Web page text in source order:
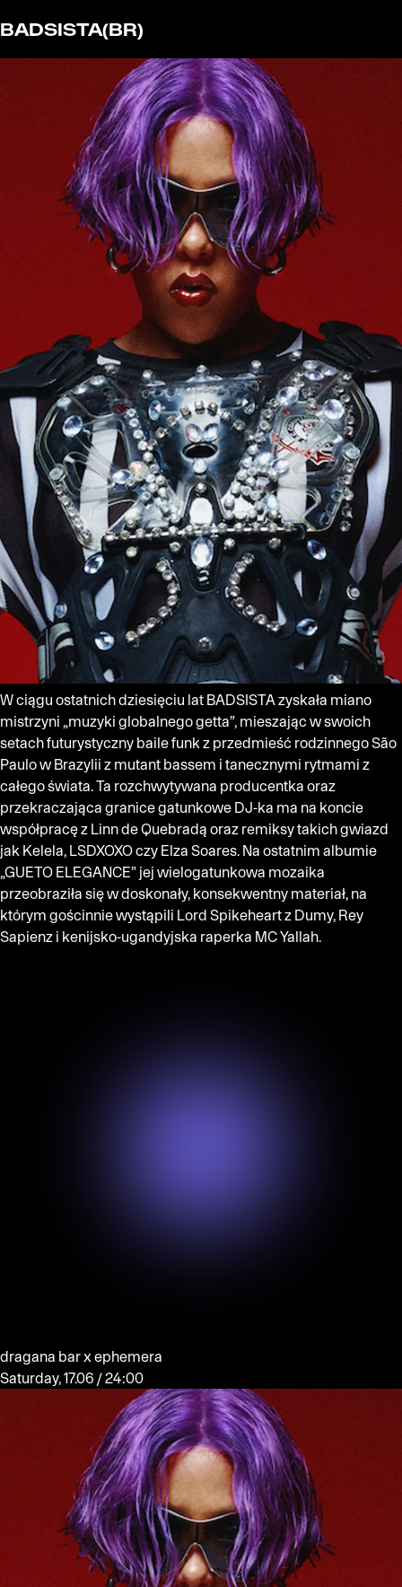
BADSISTA(BR)
W ciągu ostatnich dziesięciu lat BADSISTA zyskała miano
mistrzyni „muzyki globalnego getta”, mieszając w swoich
setach futurystyczny baile funk z przedmieść rodzinnego São
Paulo w Brazylii z mutant bassem i tanecznymi rytmami z
całego świata. Ta rozchwytywana producentka oraz
przekraczająca granice gatunkowe DJ-ka ma na koncie
współpracę z Linn de Quebradą oraz remiksy takich gwiazd
jak Kelela, LSDXOXO czy Elza Soares. Na ostatnim albumie
„GUETO ELEGANCE” jej wielogatunkowa mozaika
przeobraziła się w doskonały, konsekwentny materiał, na
którym gościnnie wystąpili Lord Spikeheart z Dumy, Rey
Sapienz i kenijsko-ugandyjska raperka MC Yallah.
dragana bar x ephemera
Saturday, 17.06 / 24:00